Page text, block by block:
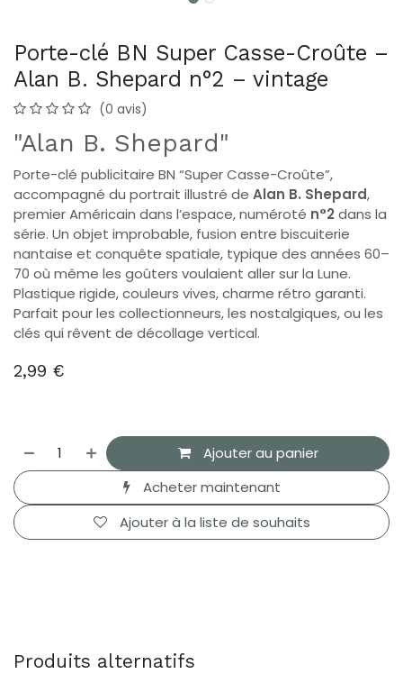
Porte-clé BN Super Casse-Croûte –
Alan B. Shepard n°2 – vintage
(0 avis)
"Alan B. Shepard"
Porte-clé publicitaire BN “Super Casse-Croûte”,
accompagné du portrait illustré de Alan B. Shepard,
premier Américain dans l’espace, numéroté n°2dans la
série. Un objet improbable, fusion entre biscuiterie
nantaise et conquête spatiale, typique des années 60–
70 où même les goûters voulaient aller sur la Lune.
Plastique rigide, couleurs vives, charme rétro garanti.
Parfait pour les collectionneurs, les nostalgiques, ou les
clés qui rêvent de décollage vertical.
2,99 €
Ajouter au panier
Acheter maintenant
Ajouter à la liste de souhaits
Produits alternatifs